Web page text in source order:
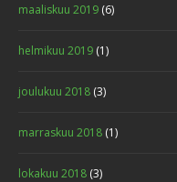
maaliskuu 2019 (6)
helmikuu 2019 (1)
joulukuu 2018 (3)
marraskuu 2018 (1)
lokakuu 2018 (3)